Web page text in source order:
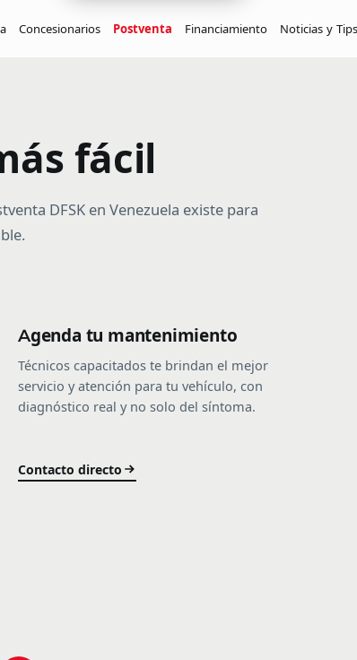
C32 Pick Up
Concesionarios Postventa Financiamiento Noticias y Tips
fácil
DFSK en Venezuela existe para
Agenda tu mantenimiento
Técnicos capacitados te brindan el mejor
servicio y atención para tu vehículo, con
diagnóstico real y no solo del síntoma.
Contacto directo